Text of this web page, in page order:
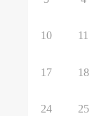
10 11
17 18
24 25